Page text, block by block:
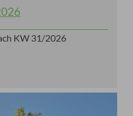
KW 31/2026